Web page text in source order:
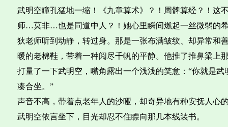
武明空瞳孔猛地一缩！《九章算术》？！周髀算经？！这
师…莫非…也是同道中人？！她心里瞬间燃起一丝微弱的
狄老师听到动静，转过身。那是一张布满皱纹、却异常和
暖的老棉鞋，带着一种阅尽千帆的平静。他推了推鼻梁上
打量了一下武明空，嘴角露出一个浅浅的笑意：“你就是
凑合坐。”
声音不高，带着点老年人的沙哑，却奇异地有种安抚人心
武明空依言坐下，目光却忍不住瞟向那几本线装书。